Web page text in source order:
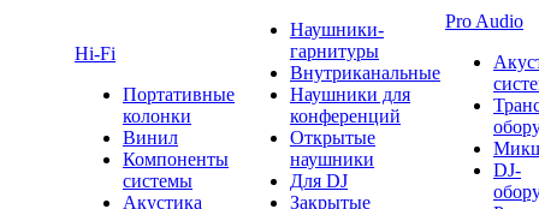
Hi-Fi
Портативные
колонки
Винил
Компоненты
системы
Акустика
Наушники-
гарнитуры
Внутриканальные
Наушники для
конференций
Открытые
наушники
Для DJ
Закрытые
Pro Audio
DJ-